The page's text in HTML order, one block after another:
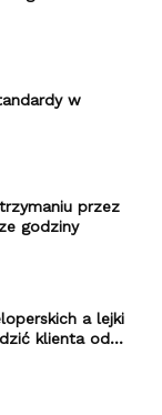
w
przez
godziny
a lejki
klienta od...